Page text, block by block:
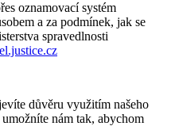
oznamovací systém
a za podmínek, jak se
spravedlnosti
důvěru využitím našeho
nám tak, abychom